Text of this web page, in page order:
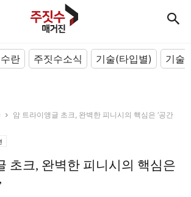
란 주짓수소식 기술(타입별)
기술
암 트라이앵글 초크, 완벽한 피니시의 핵심은 ‘공간
초크, 완벽한 피니시의 핵심은